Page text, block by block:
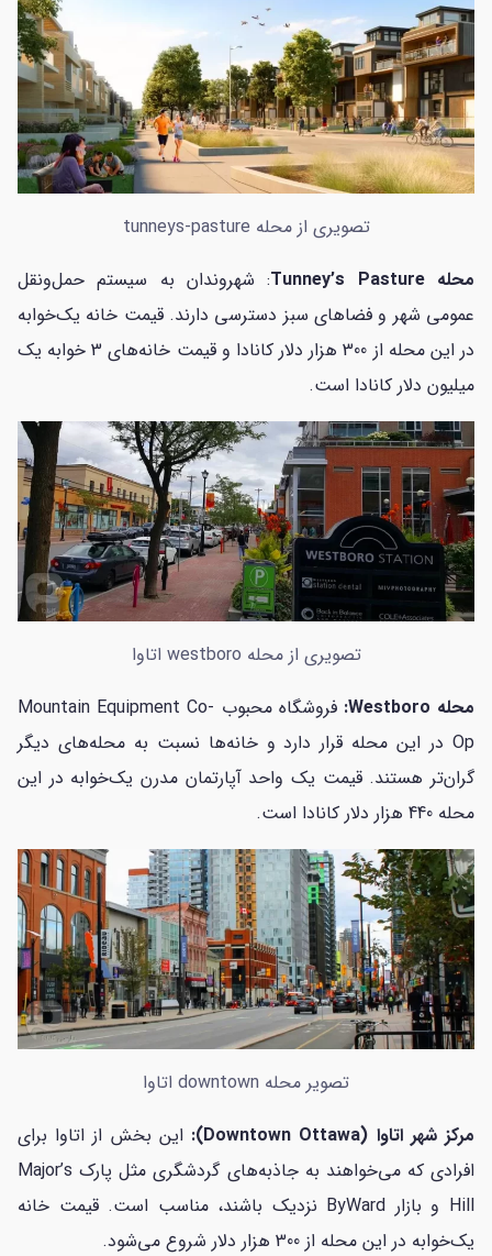
تصویری از محله tunneys-pasture
محله Tunney’s Pasture
: شهروندان به سیستم حمل‌ونقل
عمومی شهر و فضاهای سبز دسترسی دارند. قیمت خانه یک‌خوابه
در این محله از 300 هزار دلار کانادا و قیمت خانه‌های 3 خوابه یک
میلیون دلار کانادا است.
تصویری از محله westboro اتاوا
محله Westboro:
فروشگاه محبوب Mountain Equipment Co-
Op در این محله قرار دارد و خانه‌ها نسبت به محله‌های دیگر
گران‌تر هستند. قیمت یک واحد آپارتمان مدرن یک‌خوابه در این
محله 440 هزار دلار کانادا است.
تصویر محله downtown اتاوا
مرکز شهر اتاوا (Downtown Ottawa):
این بخش از اتاوا برای
افرادی که می‌خواهند به جاذبه‌های گردشگری مثل پارک Major’s
Hill و بازار ByWard نزدیک باشند، مناسب است. قیمت خانه
یک‌خوابه در این محله از 300 هزار دلار شروع می‌شود.